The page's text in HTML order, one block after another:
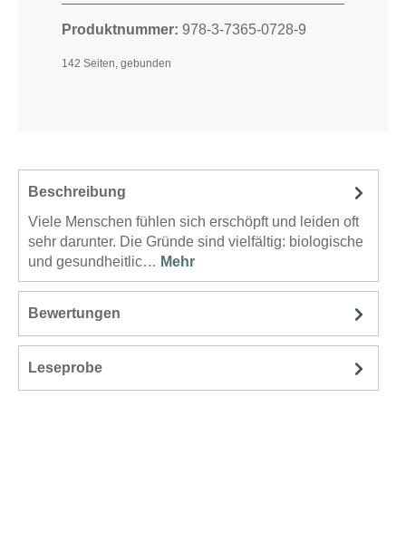
Produktnummer: 978-3-7365-0728-9
142 Seiten, gebunden
Beschreibung
Viele Menschen fühlen sich erschöpft und leiden oft
sehr darunter. Die Gründe sind vielfältig: biologische
und gesundheitlic… Mehr
Bewertungen
Leseprobe